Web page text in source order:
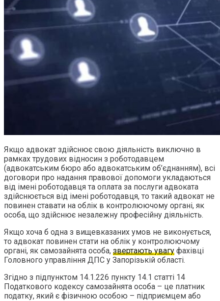
Якщо адвокат здійснює свою діяльність виключно в
рамках трудових відносин з роботодавцем
(адвокатським бюро або адвокатським об’єднанням), всі
договори про надання правової допомоги укладаються
від імені роботодавця та оплата за послуги адвоката
здійснюється від імені роботодавця, то такий адвокат не
повинен ставати на облік в контролюючому органі, як
особа, що здійснює незалежну професійну діяльність.
Якщо хоча б одна з вищевказаних умов не виконується,
то адвокат повинен стати на облік у контролюючому
органі, як самозайнята особа, звертають увагу фахівці
Головного управління ДПС у Запорізькій області.
Згідно з підпунктом 14.1.226 пункту 14.1 статті 14
Податкового кодексу самозайнята особа – це платник
податку, який є фізичною особою – підприємцем або